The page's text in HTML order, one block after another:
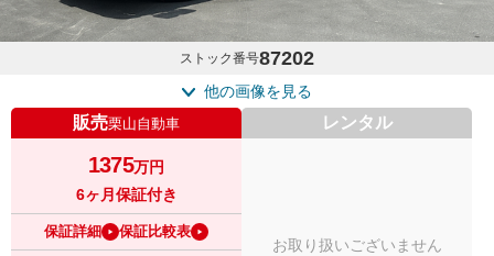
ストック番号87202
他の画像を見る
販売栗山自動車
1375万円
6ヶ月保証付き
保証詳細 保証比較表
レンタル
お取り扱いございません